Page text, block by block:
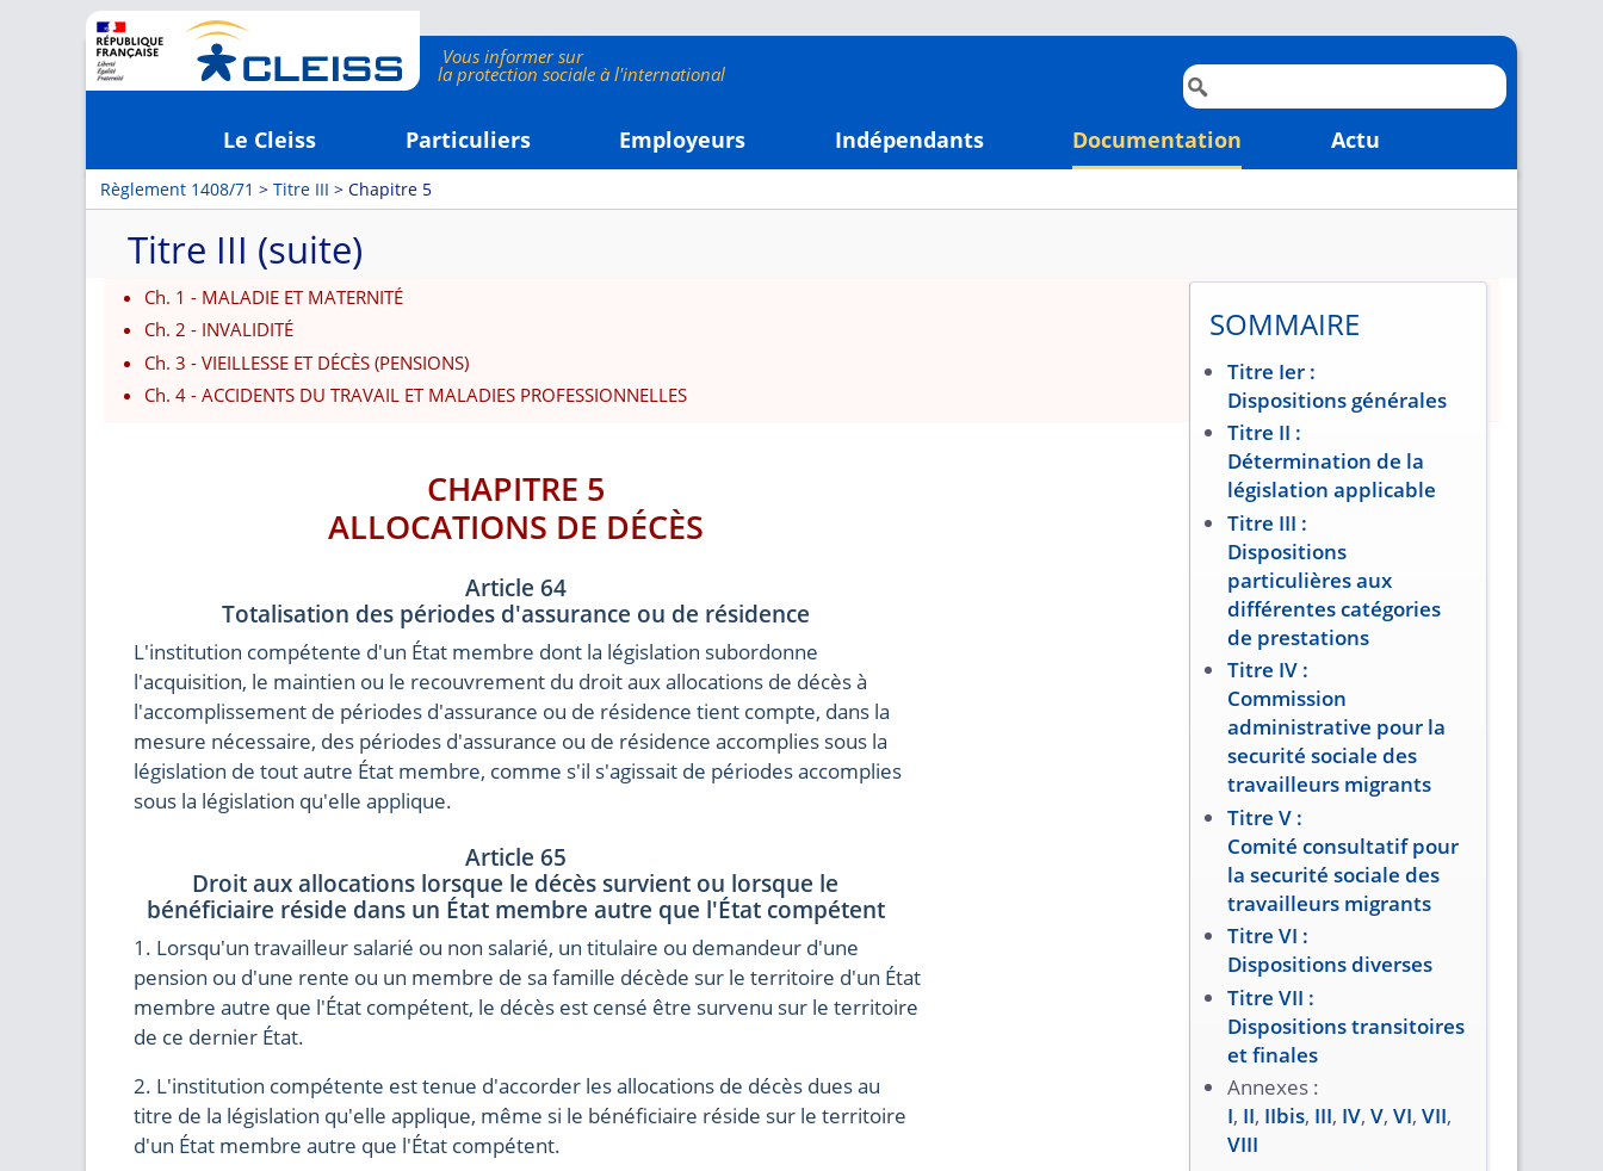
Le Cleiss Particuliers Employeurs Indépendants Documentation Actu
Règlement 1408/71 > Titre III > Chapitre 5
Titre III (suite)
SOMMAIRE
Titre Ier :
Dispositions générales
Titre II :
Détermination de la
législation applicable
Titre III :
Dispositions
particulières aux
différentes catégories
de prestations
Titre IV :
Commission
administrative pour la
securité sociale des
travailleurs migrants
Titre V :
Comité consultatif pour
la securité sociale des
travailleurs migrants
Titre VI :
Dispositions diverses
Titre VII :
Dispositions transitoires
et finales
Annexes :
I, II, IIbis, III, IV, V, VI, VII,
VIII
Ch. 1 - MALADIE ET MATERNITÉ
Ch. 2 - INVALIDITÉ
Ch. 3 - VIEILLESSE ET DÉCÈS (PENSIONS)
Ch. 4 - ACCIDENTS DU TRAVAIL ET MALADIES PROFESSIONNELLES
CHAPITRE 5
ALLOCATIONS DE DÉCÈS
Article 64
Totalisation des périodes d'assurance ou de résidence
L'institution compétente d'un État membre dont la législation subordonne
l'acquisition, le maintien ou le recouvrement du droit aux allocations de décès à
l'accomplissement de périodes d'assurance ou de résidence tient compte, dans la
mesure nécessaire, des périodes d'assurance ou de résidence accomplies sous la
législation de tout autre État membre, comme s'il s'agissait de périodes accomplies
sous la législation qu'elle applique.
Article 65
Droit aux allocations lorsque le décès survient ou lorsque le
bénéficiaire réside dans un État membre autre que l'État compétent
1. Lorsqu'un travailleur salarié ou non salarié, un titulaire ou demandeur d'une
pension ou d'une rente ou un membre de sa famille décède sur le territoire d'un État
membre autre que l'État compétent, le décès est censé être survenu sur le territoire
de ce dernier État.
2. L'institution compétente est tenue d'accorder les allocations de décès dues au
titre de la législation qu'elle applique, même si le bénéficiaire réside sur le territoire
d'un État membre autre que l'État compétent.